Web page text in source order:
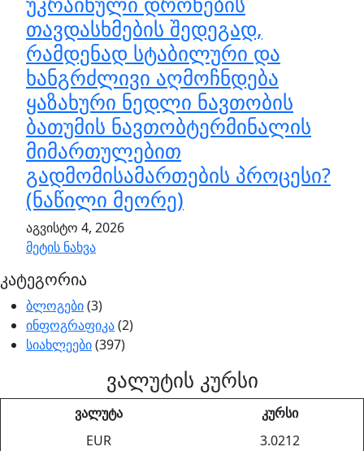
თავდასხმების შედეგად,
რამდენად სტაბილური და
ხანგრძლივი აღმოჩნდება
ყაზახური ნედლი ნავთობის
ბათუმის ნავთობტერმინალის
მიმართულებით
გადმომისამართების პროცესი?
(ნაწილი მეორე)
აგვისტო 4, 2026
მეტის ნახვა
კატეგორია
ბლოგები(3)
ინფოგრაფიკა(2)
სიახლეები(397)
ვალუტის კურსი
ვალუტა
კურსი
EUR
3.0212